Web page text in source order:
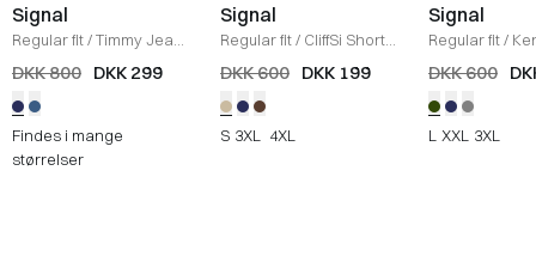
Signal
Regular fit/Timmy Jeans
/NAVY
DKK 800 DKK 299
Findes i mange
størrelser
Signal
Regular fit/ CliffSi Shorts
/SAND
DKK 600 DKK 199
S 3XL 4XL
Signal
Regular fit/
/ARMY
DKK 600
L XXL 3XL